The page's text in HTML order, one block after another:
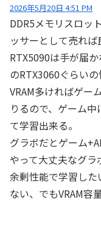
2026年5月20日 4:51 PM
DDR5メモリスロッ
ッサーとして売れ
RTX5090は手が届
のRTX3060ぐらいの
VRAM多ければゲー
りるので、ゲーム
て学習出来る。
グラボだとゲーム
やって大丈夫なグラ
余剰性能で学習し
ない、でもVRAM容